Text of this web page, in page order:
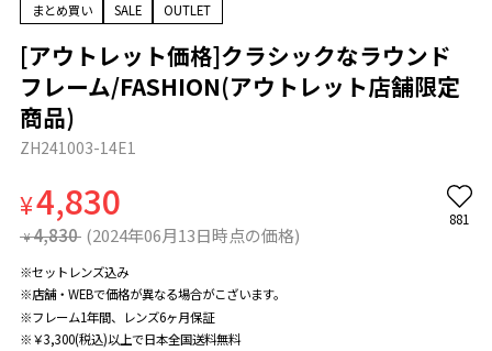
まとめ買い SALE OUTLET
[アウトレット価格]クラシックなラウンド
フレーム/FASHION(アウトレット店舗限定
商品)
ZH241003-14E1
¥4,830
¥ 4,830 (2024年06月13日時点の価格)
881
※セットレンズ込み
※店舗・WEBで価格が異なる場合がこざいます。
※フレーム1年間、レンズ6ヶ月保証
※￥3,300(税込)以上で日本全国送料無料